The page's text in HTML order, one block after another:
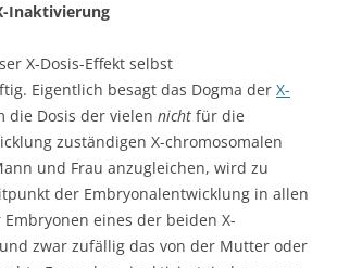
Inaktivierung
X-Dosis-Effekt selbst
Eigentlich besagt das Dogma der X-
die Dosis der vielen nicht für die
zuständigen X-chromosomalen
und Frau anzugleichen, wird zu
der Embryonalentwicklung in allen
eines der beiden X-
zwar zufällig das von der Mutter oder